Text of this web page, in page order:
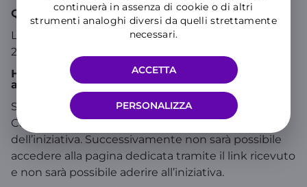
continuerà in assenza di cookie o di altri
strumenti analoghi diversi da quelli strettamente
necessari.
PERSONALIZZA
ACCETTA
Qual è il periodo di validità dell’iniziativa?
L’iniziativa ha inizio il 16/06/2025 e termina alle ore
23,59,59’’ del 30/09/2025.
Ho ricevuto via email il link per aderire
all’iniziativa. C’è una scadenza?
Sì, ha una scadenza; è possibile aderire all’iniziativa
Cashback fino a 15 giorni dopo la scadenza
dell’iniziativa. Successivamente non sarà possibile
accedere alla pagina dedicata tramite il link ricevuto
e non sarà possibile aderire all’iniziativa.